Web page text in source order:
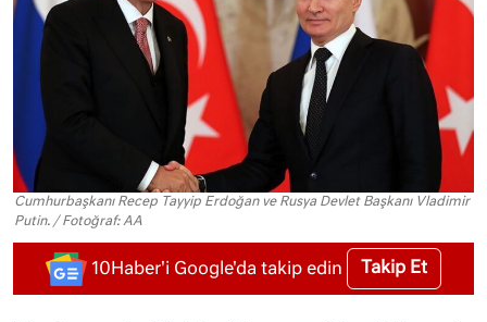
Cumhurbaşkanı Recep Tayyip Erdoğan ve Rusya Devlet Başkanı Vladimir
Putin. / Fotoğraf: AA
10Haber'i Google'da takip edin Takip Et